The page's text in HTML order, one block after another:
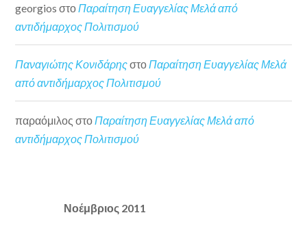
georgios στο Παραίτηση Ευαγγελίας Μελά από
αντιδήμαρχος Πολιτισμού
Παναγιώτης ΚονιδάρηςστοΠαραίτηση Ευαγγελίας Μελά
από αντιδήμαρχος Πολιτισμού
παραόμιλος στοΠαραίτηση Ευαγγελίας Μελά από
αντιδήμαρχος Πολιτισμού
Νοέμβριος 2011